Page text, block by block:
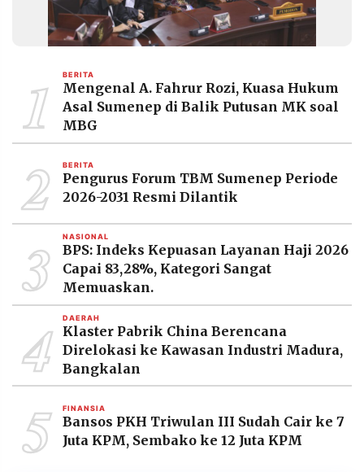
1 BERITA
Mengenal A. Fahrur Rozi, Kuasa Hukum
Asal Sumenep di Balik Putusan MK soal
MBG
2 BERITA
Pengurus Forum TBM Sumenep Periode
2026-2031 Resmi Dilantik
3 NASIONAL
BPS: Indeks Kepuasan Layanan Haji 2026
Capai 83,28%, Kategori Sangat
Memuaskan.
4 DAERAH
Klaster Pabrik China Berencana
Direlokasi ke Kawasan Industri Madura,
Bangkalan
5 FINANSIA
Bansos PKH Triwulan III Sudah Cair ke 7
Juta KPM, Sembako ke 12 Juta KPM